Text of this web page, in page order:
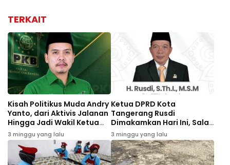
TERKAIT
Kisah Politikus Muda Andry
Yanto, dari Aktivis Jalanan
Hingga Jadi Wakil Ketua
PKB Kota Tangerang
3 minggu yang lalu
Ketua DPRD Kota
Tangerang Rusdi
Dimakamkan Hari Ini, Salat
Jenazah Digelar di Masjid
Raya Al-A’zhom
3 minggu yang lalu